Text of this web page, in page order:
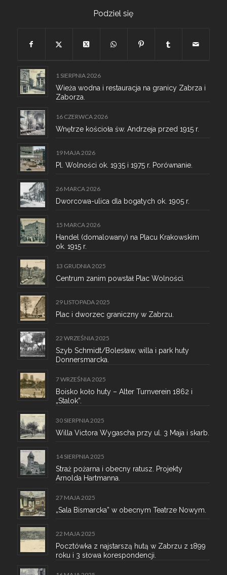
Podziel się
1 SIERPNIA 2026
Wieża wodna i restauracja na granicy Zabrza i
Zaborza.
16 CZERWCA 2026
Wnętrze kościoła św. Andrzeja przed 1915 r.
19 MAJA 2026
Pl. Wolności ok. 1935 i 1975 r. Porównanie.
26 MARCA 2026
Dworcowa-ulica dla bogatych ok. 1905 r.
15 MARCA 2026
Handel (domalowany) na Placu Krakowskim
ok. 1915 r.
13 GRUDNIA 2025
Centrum zanim powstał Plac Wolności.
29 LISTOPADA 2025
Plac i dworzec graniczny w Zabrzu.
22 WRZEŚNIA 2025
Szyb Schmidt/Bolesław, willa i park huty
Donnersmarcka.
7 WRZEŚNIA 2025
Boisko koło huty – Alter Turnverein 1862 i
„Stalok”.
30 SIERPNIA 2025
Willa Victora Wygascha przy ul. 3 Maja i skarb.
14 SIERPNIA 2025
Straż pożarna i obecny ratusz. Projekty
Arnolda Hartmanna.
27 MAJA 2025
„Sala Bismarcka” w obecnym Teatrze Nowym.
22 MAJA 2025
Pocztówka z najstarszą hutą w Zabrzu z 1899
roku i 3 słowa korespondencji.